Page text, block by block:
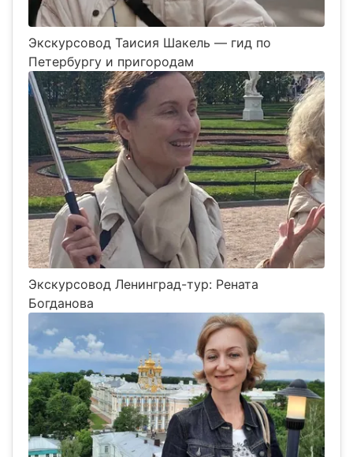
Экскурсовод Таисия Шакель — гид по
Петербургу и пригородам
Экскурсовод Ленинград-тур: Рената
Богданова